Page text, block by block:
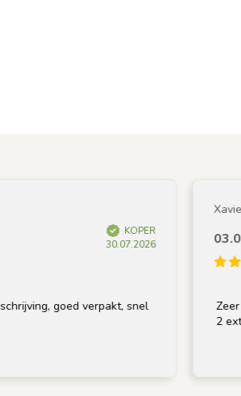
KOPER
30.07.2026
goed verpakt, snel
Xavier P
Zeer
2 extra